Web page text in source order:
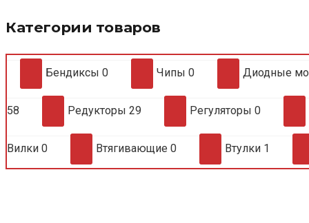
Категории товаров
Бендиксы 0 Чипы 0 Диодные
58 Редукторы 29 Регуляторы 0
Вилки 0 Втягивающие 0 Втулки 1